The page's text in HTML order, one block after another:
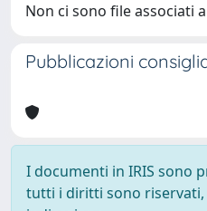
Non ci sono file associati
Pubblicazioni
I documenti in IRIS sono
tutti i diritti sono riservati,